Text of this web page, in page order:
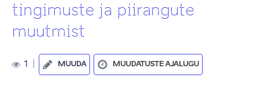
tingimuste ja piirangute
muutmist
1 MUUDA MUUDATUSTE AJALUGU